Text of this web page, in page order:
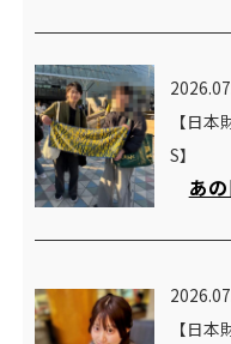
【日
S】
あ
【日